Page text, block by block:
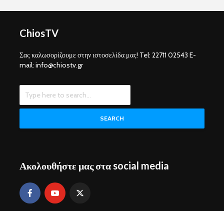
ChiosTV
Σας καλωσορίζουμε στην ιστοσελίδα μας! Tel: 22711 02543 E-
mail: info@chiostv.gr
SEARCH
Ακολουθήστε μας στα social media